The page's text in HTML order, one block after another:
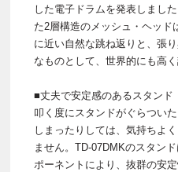
した電子ドラムを発表しまし
た2層構造のメッシュ・ヘッド
に近い自然な跳ね返りと、張
なものとして、世界的にも高
■丈夫で安定感のあるスタンド
叩く度にスタンドがぐらつい
しまったりしては、気持ちよ
ません。TD-07DMKのスタン
ポーネントにより、抜群の安